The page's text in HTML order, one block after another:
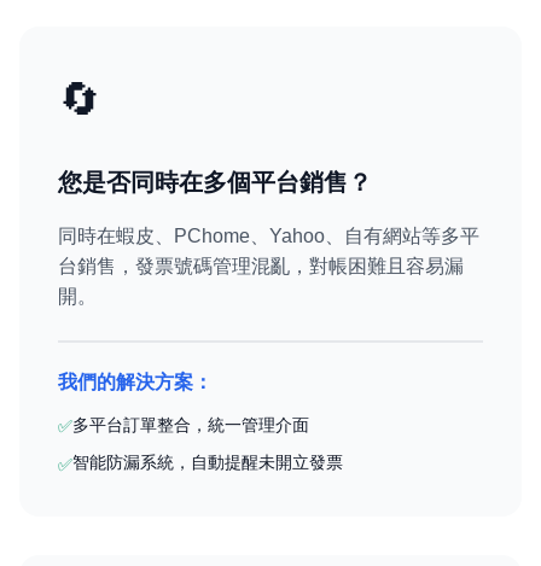
🔄
您是否同時在多個平台銷售？
同時在蝦皮、PChome、Yahoo、自有網站等多平
台銷售，發票號碼管理混亂，對帳困難且容易漏
開。
我們的解決方案：
✅多平台訂單整合，統一管理介面
✅智能防漏系統，自動提醒未開立發票